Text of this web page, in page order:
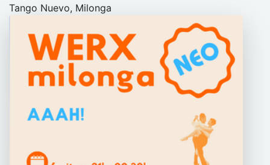
Tango Nuevo, Milonga